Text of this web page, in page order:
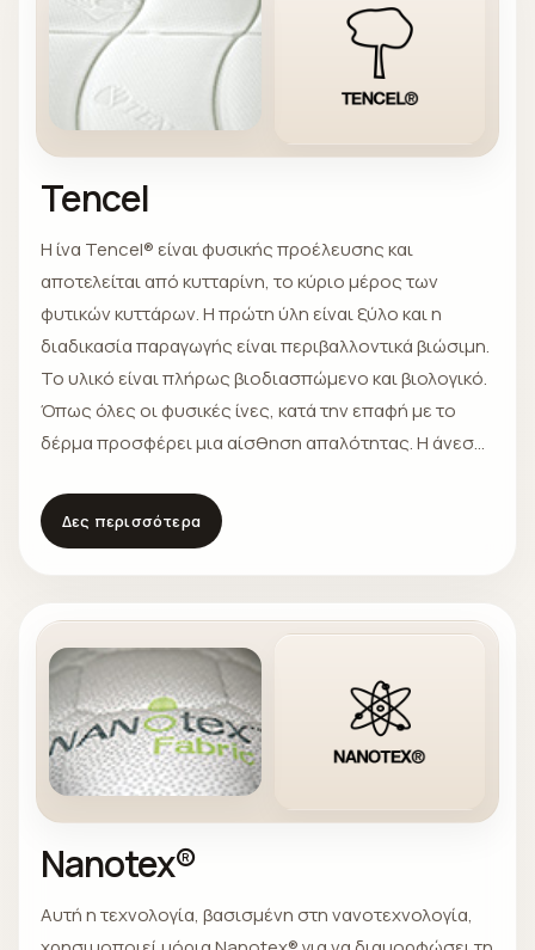
Tencel
Η ίνα Tencel® είναι φυσικής προέλευσης και
αποτελείται από κυτταρίνη, το κύριο μέρος των
φυτικών κυττάρων. Η πρώτη ύλη είναι ξύλο και η
διαδικασία παραγωγής είναι περιβαλλοντικά βιώσιμη.
Το υλικό είναι πλήρως βιοδιασπώμενο και βιολογικό.
Όπως όλες οι φυσικές ίνες, κατά την επαφή με το
δέρμα προσφέρει μια αίσθηση απαλότητας. Η άνεση
και απορρόφηση της υγρασίας.
Δες περισσότερα
Nanotex®
Αυτή η τεχνολογία, βασισμένη στη νανοτεχνολογία,